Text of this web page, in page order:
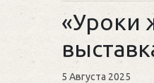
«Уроки
5 Августа 2025